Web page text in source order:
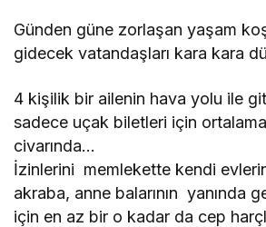
Günden güne zorlaşan yaşam
gidecek vatandaşları kara kara
4 kişilik bir ailenin hava yolu ile
sadece uçak biletleri için
civarında…
İzinlerini memlekette kendi
akraba, anne balarının yanında
için en az bir o kadar da cep